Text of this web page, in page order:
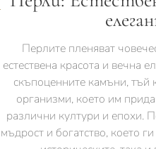
Перлите пленяват
естествена красота и вечна
скъпоценните камъни, тъй
организми, което им
различни култури и епохи.
мъдрост и богатство, което